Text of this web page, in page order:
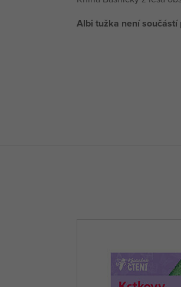
Albi tužka není součástí